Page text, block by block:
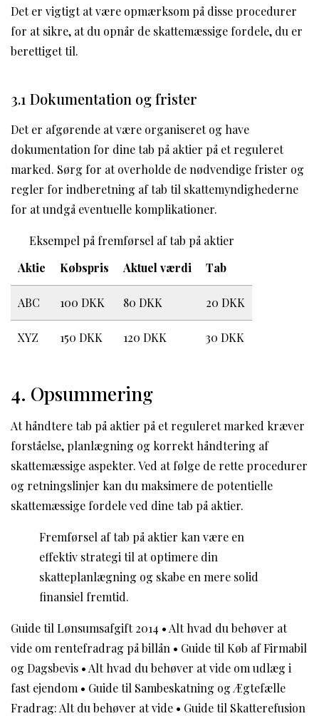
Det er vigtigt at være opmærksom på disse procedurer
for at sikre, at du opnår de skattemæssige fordele, du er
berettiget til.
3.1 Dokumentation og frister
Det er afgørende at være organiseret og have
dokumentation for dine tab på aktier på et reguleret
marked. Sørg for at overholde de nødvendige frister og
regler for indberetning af tab til skattemyndighederne
for at undgå eventuelle komplikationer.
Eksempel på fremførsel af tab på aktier
Aktie
Købspris Aktuel værdi Tab
ABC 100 DKK 80 DKK 20 DKK
XYZ 150 DKK 120 DKK 30 DKK
4. Opsummering
At håndtere tab på aktier på et reguleret marked kræver
forståelse, planlægning og korrekt håndtering af
skattemæssige aspekter. Ved at følge de rette procedurer
og retningslinjer kan du maksimere de potentielle
skattemæssige fordele ved dine tab på aktier.
Fremførsel af tab på aktier kan være en
effektiv strategi til at optimere din
skatteplanlægning og skabe en mere solid
finansiel fremtid.
Guide til Lønsumsafgift 2014 • Alt hvad du behøver at
vide om rentefradrag på billån • Guide til Køb af Firmabil
og Dagsbevis • Alt hvad du behøver at vide om udlæg i
fast ejendom • Guide til Sambeskatning og Ægtefælle
Fradrag: Alt du behøver at vide • Guide til Skatterefusion